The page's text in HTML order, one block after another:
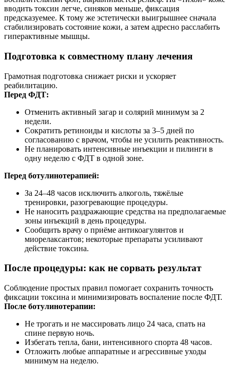
вводить токсин легче, синяков меньше, фиксация
предсказуемее. К тому же эстетически выигрышнее сначала
стабилизировать состояние кожи, а затем адресно расслабить
гиперактивные мышцы.
Подготовка к совместному плану лечения
Грамотная подготовка снижает риски и ускоряет
реабилитацию.
Перед ФДТ:
Отменить активный загар и солярий минимум за 2
недели.
Сократить ретиноиды и кислоты за 3–5 дней по
согласованию с врачом, чтобы не усилить реактивность.
Не планировать интенсивные инъекции и пилинги в
одну неделю с ФДТ в одной зоне.
Перед ботулинотерапией:
За 24–48 часов исключить алкоголь, тяжёлые
тренировки, разогревающие процедуры.
Не наносить раздражающие средства на предполагаемые
зоны инъекций в день процедуры.
Сообщить врачу о приёме антикоагулянтов и
миорелаксантов; некоторые препараты усиливают
действие токсина.
После процедуры: как не сорвать результат
Соблюдение простых правил помогает сохранить точность
фиксации токсина и минимизировать воспаление после ФДТ.
После ботулинотерапии:
Не трогать и не массировать лицо 24 часа, спать на
спине первую ночь.
Избегать тепла, бани, интенсивного спорта 48 часов.
Отложить любые аппаратные и агрессивные уходы
минимум на неделю.